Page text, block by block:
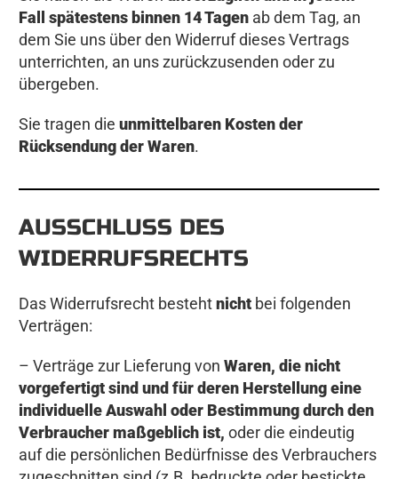
Fall spätestens binnen 14 Tagenab dem Tag, an
dem Sie uns über den Widerruf dieses Vertrags
unterrichten, an uns zurückzusenden oder zu
übergeben.
Sie tragen die unmittelbaren Kosten der
Rücksendung der Waren.
AUSSCHLUSS DES
WIDERRUFSRECHTS
Das Widerrufsrecht bestehtnichtbei folgenden
Verträgen:
– Verträge zur Lieferung von Waren, die nicht
vorgefertigt sind und für deren Herstellung eine
individuelle Auswahl oder Bestimmung durch den
Verbraucher maßgeblich ist, oder die eindeutig
auf die persönlichen Bedürfnisse des Verbrauchers